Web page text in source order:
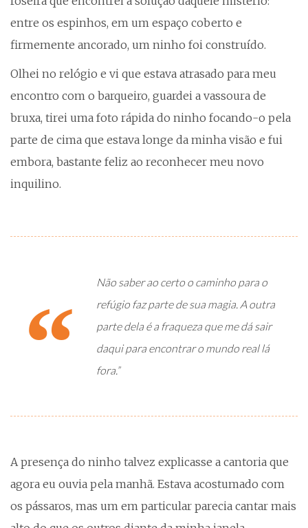
entre os espinhos, em um espaço coberto e
firmemente ancorado, um ninho foi construído.
Olhei no relógio e vi que estava atrasado para meu
encontro com o barqueiro, guardei a vassoura de
bruxa, tirei uma foto rápida do ninho focando-o pela
parte de cima que estava longe da minha visão e fui
embora, bastante feliz ao reconhecer meu novo
inquilino.
Não saber ao certo o caminho para o
refúgio faz parte de sua magia. A outra
parte dela é a fraqueza que me dá sair
daqui para encontrar o mundo real lá
fora.”
A presença do ninho talvez explicasse a cantoria que
agora eu ouvia pela manhã. Estava acostumado com
os pássaros, mas um em particular parecia cantar mais